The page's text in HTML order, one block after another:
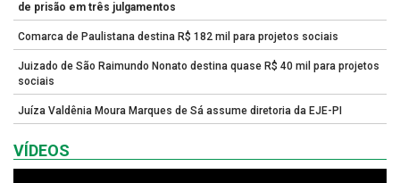
de prisão em três julgamentos
Comarca de Paulistana destina R$ 182 mil para projetos sociais
Juizado de São Raimundo Nonato destina quase R$ 40 mil para projetos
sociais
Juíza Valdênia Moura Marques de Sá assume diretoria da EJE-PI
VÍDEOS